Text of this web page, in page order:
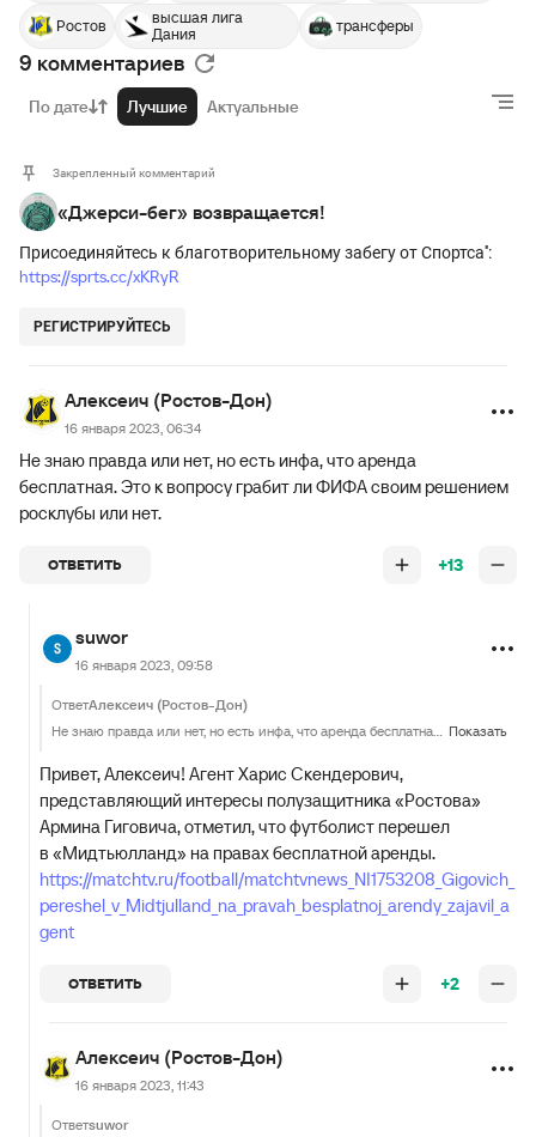
Ростов
высшая лига
Дания
трансферы
9 комментариев
По дате Лучшие Актуальные
Закрепленный комментарий
«Джерси-бег» возвращается!
Присоединяйтесь к благотворительному забегу от Спортса'':
https://sprts.cc/xKRyR
РЕГИСТРИРУЙТЕСЬ
Алексеич (Ростов-Дон)
16 января 2023, 06:34
Не знаю правда или нет, но есть инфа, что аренда
бесплатная. Это к вопросу грабит ли ФИФА своим решением
росклубы или нет.
ОТВЕТИТЬ +13
suwor
16 января 2023, 09:58
ОтветАлексеич (Ростов-Дон)
Показать
Привет, Алексеич! Агент Харис Скендерович,
представляющий интересы полузащитника «Ростова»
Армина Гиговича, отметил, что футболист перешел
в «Мидтьюлланд» на правах бесплатной аренды.
https://matchtv.ru/football/matchtvnews_NI1753208_Gigovich_
pereshel_v_Midtjulland_na_pravah_besplatnoj_arendy_zajavil_a
gent
ОТВЕТИТЬ +2
Алексеич (Ростов-Дон)
16 января 2023, 11:43
Ответsuwor